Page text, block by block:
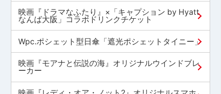
映画『ドラマなふたり』×「キャプション by Hyatt
なんば大阪」コラボドリンクチケット
Wpc.ポシェット型日傘「遮光ポシェットタイニー」
映画『モアナと伝説の海』オリジナルウインドブレ
ーカー